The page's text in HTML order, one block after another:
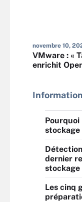
novembre 10,
VMware : «
enrichit
Pourquoi
dernier
stockage
Les cinq